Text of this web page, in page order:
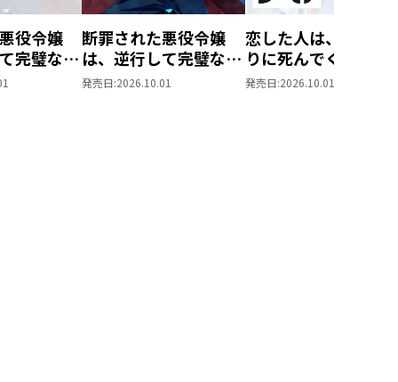
役令嬢
完璧な悪
断罪された悪役令嬢
は、逆行して完璧な悪
女を目指す@COMIC
発売日:2026.10.01
恋した人は、妹の代
りに死んでくれと言
た。―妹と結婚した
発売日:2026.10.01